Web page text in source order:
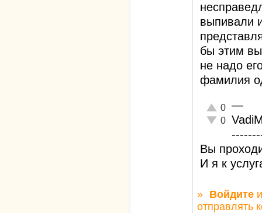
выпивали
бы этим
не надо
фамилия
Отлично!
0
Неадекватно!
0
—
Вы
И я к
» Войдите
отправлять